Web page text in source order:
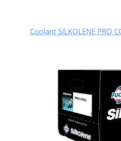
Coolant SILKOLENE PRO